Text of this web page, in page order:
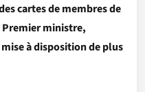
cartes de membres de
Premier ministre,
à disposition de plus